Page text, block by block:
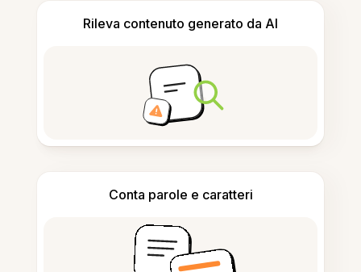
Rileva contenuto generato da AI
Conta parole e caratteri